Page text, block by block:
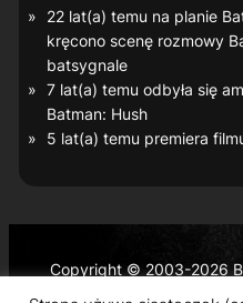
22 lat(a) temu na planie
kręcono scenę rozmowy
batsygnale
7 lat(a) temu odbyła się
Batman: Hush
5 lat(a) temu premiera
Copyright © 2003-2026
Batman and all related